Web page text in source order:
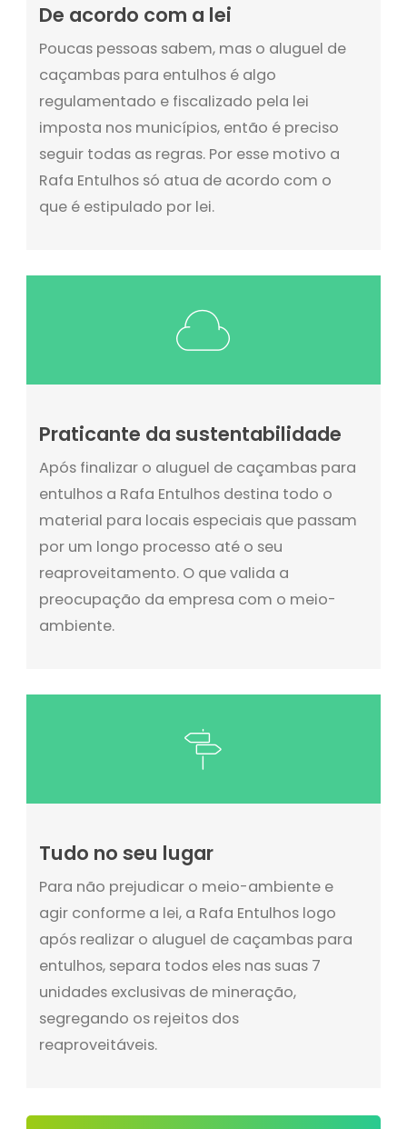
De acordo com a lei
Poucas pessoas sabem, mas o aluguel de
caçambas para entulhos é algo
regulamentado e fiscalizado pela lei
imposta nos municípios, então é preciso
seguir todas as regras. Por esse motivo a
Rafa Entulhos só atua de acordo com o
que é estipulado por lei.
Praticante da sustentabilidade
Após finalizar o aluguel de caçambas para
entulhos a Rafa Entulhos destina todo o
material para locais especiais que passam
por um longo processo até o seu
reaproveitamento. O que valida a
preocupação da empresa com o meio-
ambiente.
Tudo no seu lugar
Para não prejudicar o meio-ambiente e
agir conforme a lei, a Rafa Entulhos logo
após realizar o aluguel de caçambas para
entulhos, separa todos eles nas suas 7
unidades exclusivas de mineração,
segregando os rejeitos dos
reaproveitáveis.